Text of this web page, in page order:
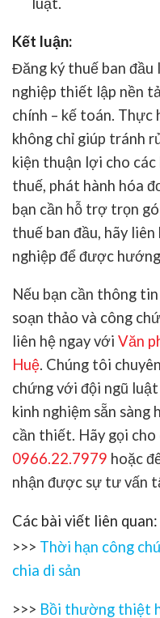
Kết luận:
Đăng ký thuế ban
nghiệp thiết lập nền
chính – kế toán. Thực
không chỉ giúp tránh
kiện thuận lợi cho
thuế, phát hành hóa
bạn cần hỗ trợ trọn
thuế ban đầu, hãy
nghiệp để được
Nếu bạn cần thông
soạn thảo và công
liên hệ ngay với Văn
Huệ. Chúng tôi
chứng với đội ngũ
kinh nghiệm sẵn
cần thiết. Hãy gọi
0966.22.7979 hoặc
nhận được sự tư vấn
Các bài viết liên quan:
>>> Thời hạn công
chia di sản
>>> Bồi thường thiệt